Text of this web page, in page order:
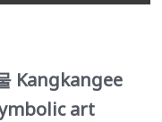
Kangkangee
art